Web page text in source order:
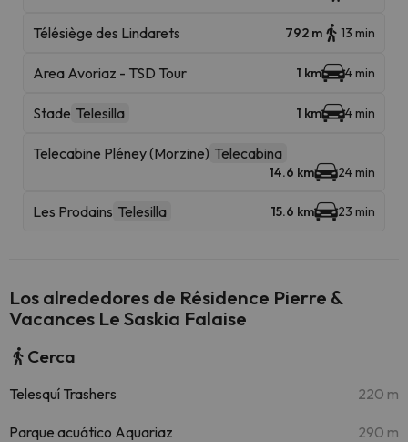
Télésiège des Lindarets 792 m 13 min
Area Avoriaz - TSD Tour 1 km 4 min
Stade Telesilla 1 km 4 min
Telecabine Pléney (Morzine) Telecabina
14.6 km 24 min
Les Prodains Telesilla 15.6 km 23 min
Los alrededores de Résidence Pierre &
Vacances Le Saskia Falaise
Cerca
Telesquí Trashers 220 m
Parque acuático Aquariaz 290 m